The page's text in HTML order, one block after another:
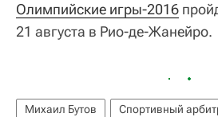
Олимпийские игры-2016
21 августа в Рио-де-Жанейро.
Михаил Бутов
Спортивный